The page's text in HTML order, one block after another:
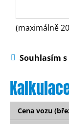
(maximálně
Souhlasím s
Cena vozu